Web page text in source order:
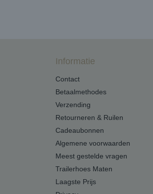
Informatie
Contact
Betaalmethodes
Verzending
Retourneren & Ruilen
Cadeaubonnen
Algemene voorwaarden
Meest gestelde vragen
Trailerhoes Maten
Laagste Prijs